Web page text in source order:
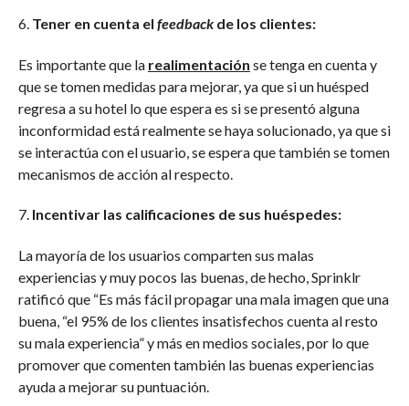
6. Tener en cuenta el feedback de los clientes:
Es importante que la realimentación se tenga en cuenta y
que se tomen medidas para mejorar, ya que si un huésped
regresa a su hotel lo que espera es si se presentó alguna
inconformidad está realmente se haya solucionado, ya que si
se interactúa con el usuario, se espera que también se tomen
mecanismos de acción al respecto.
7. Incentivar las calificaciones de sus huéspedes:
La mayoría de los usuarios comparten sus malas
experiencias y muy pocos las buenas, de hecho, Sprinklr
ratificó que “Es más fácil propagar una mala imagen que una
buena, “el 95% de los clientes insatisfechos cuenta al resto
su mala experiencia” y más en medios sociales, por lo que
promover que comenten también las buenas experiencias
ayuda a mejorar su puntuación.